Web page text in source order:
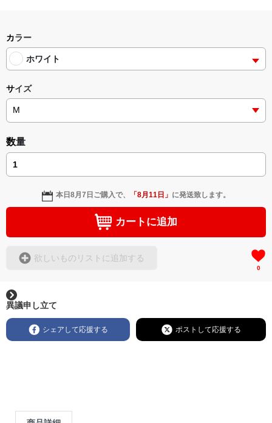
カラー
ホワイト
サイズ
数量
本日8月7日 ご購入で、 「8月11日 」 に発送致します。
カートに追加
欲しいものリストに追加する
0
異議申し立て
シェアして応援する ポストして応援する